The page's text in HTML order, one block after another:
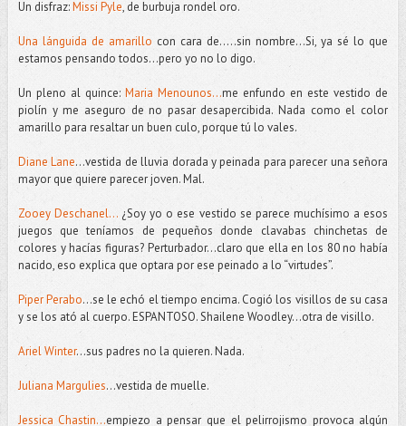
Un disfraz:Missi Pyle, de burbuja rondel oro.
Una lánguida de amarillo con cara de.....sin nombre…Si, ya sé lo que
estamos pensando todos...pero yo no lo digo.
Un pleno al quince: Maria Menounos…me enfundo en este vestido de
piolín y me aseguro de no pasar desapercibida. Nada como el color
amarillo para resaltar un buen culo, porque tú lo vales.
Diane Lane…vestida de lluvia dorada y peinada para parecer una señora
mayor que quiere parecer joven. Mal.
Zooey Deschanel... ¿Soy yo o ese vestido se parece muchísimo a esos
juegos que teníamos de pequeños donde clavabas chinchetas de
colores y hacías figuras? Perturbador…claro que ella en los 80 no había
nacido, eso explica que optara por ese peinado a lo “virtudes”.
Piper Perabo…se le echó el tiempo encima. Cogió los visillos de su casa
y se los ató al cuerpo. ESPANTOSO. Shailene Woodley…otra de visillo.
Ariel Winter…sus padres no la quieren. Nada.
Juliana Margulies…vestida de muelle.
Jessica Chastin...empiezo a pensar que el pelirrojismo provoca algún